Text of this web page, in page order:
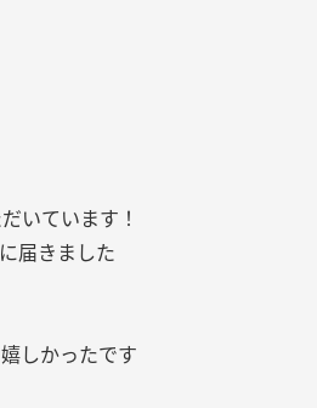
いています！
届きました
しかったです